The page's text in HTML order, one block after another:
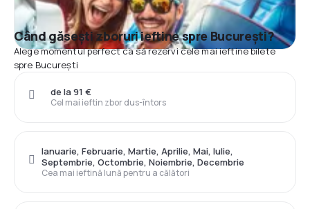
Când găsești zboruri ieftine spre București?
Alege momentul perfect ca să rezervi cele mai ieftine bilete
spre București
Cel mai ieftin zbor dus-întors
de la 91 €
Cea mai ieftină lună pentru a călători
Ianuarie, Februarie, Martie, Aprilie, Mai, Iulie,
Septembrie, Octombrie, Noiembrie, Decembrie